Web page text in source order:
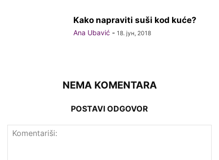
Kako napraviti suši kod kuće?
Ana Ubavić - 18. јун, 2018
NEMA KOMENTARA
POSTAVI ODGOVOR